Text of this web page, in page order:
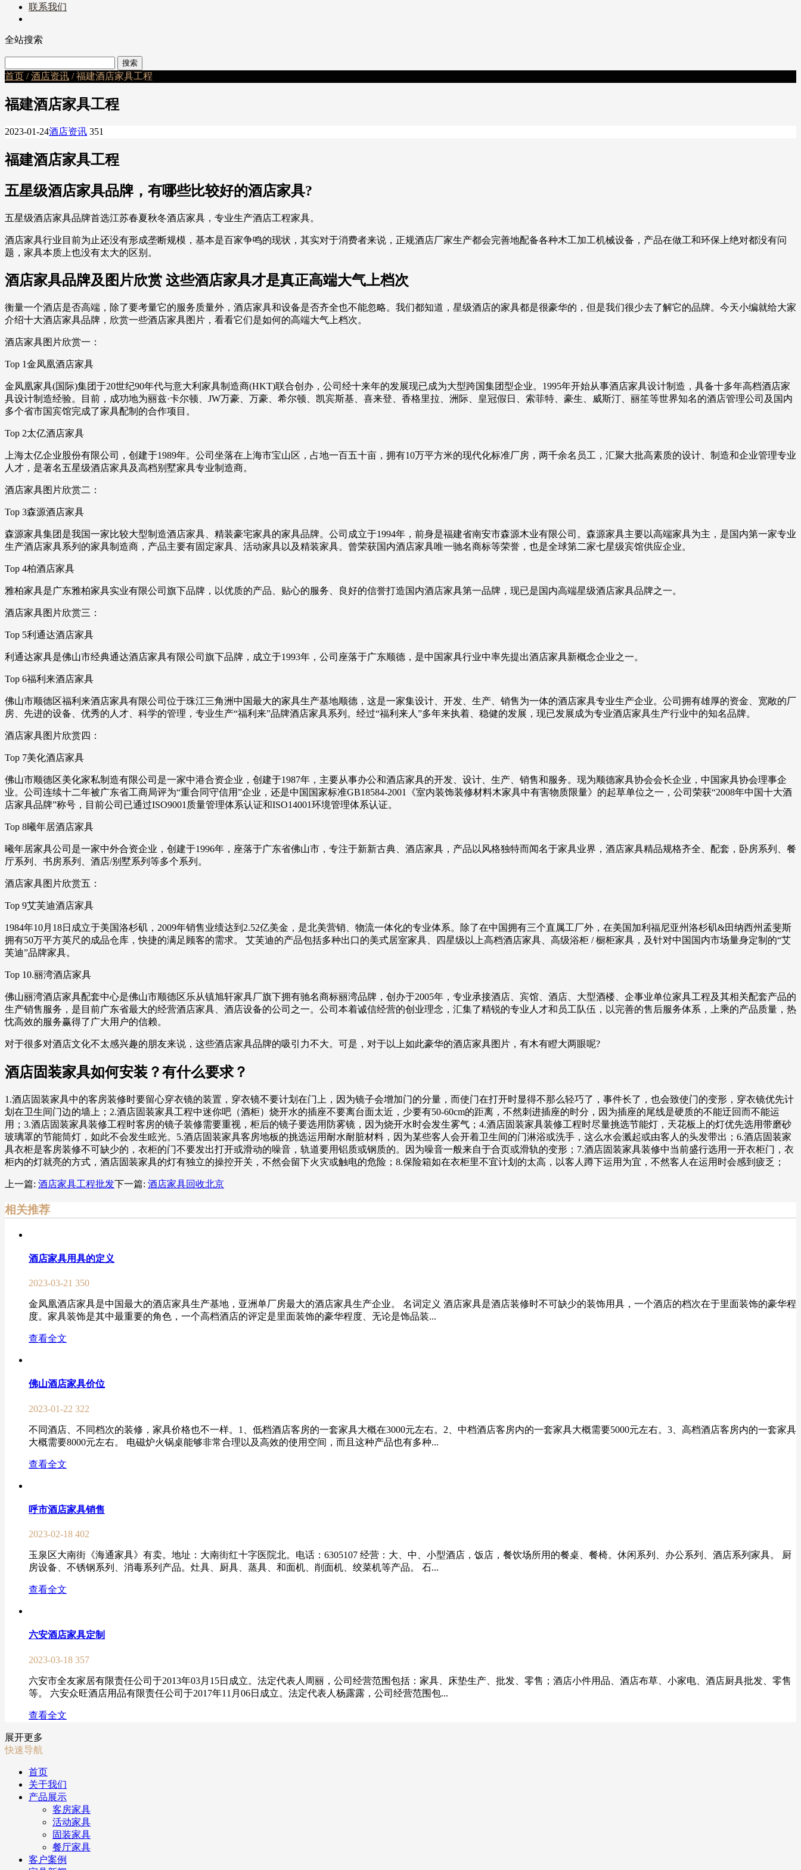
联系我们
全站搜索
首页 /酒店资讯 / 福建酒店家具工程
福建酒店家具工程
2023-01-24酒店资讯 351
福建酒店家具工程
五星级酒店家具品牌，有哪些比较好的酒店家具?
五星级酒店家具品牌首选江苏春夏秋冬酒店家具，专业生产酒店工程家具。
酒店家具行业目前为止还没有形成垄断规模，基本是百家争鸣的现状，其实对于消费者来说，正规酒店厂家生产都会完善地配备各种木工加工机械设备，产品在做工和环保上绝对都没有问
题，家具本质上也没有太大的区别。
酒店家具品牌及图片欣赏 这些酒店家具才是真正高端大气上档次
衡量一个酒店是否高端，除了要考量它的服务质量外，酒店家具和设备是否齐全也不能忽略。我们都知道，星级酒店的家具都是很豪华的，但是我们很少去了解它的品牌。今天小编就给大家
介绍十大酒店家具品牌，欣赏一些酒店家具图片，看看它们是如何的高端大气上档次。
酒店家具图片欣赏一：
Top 1金凤凰酒店家具
金凤凰家具(国际)集团于20世纪90年代与意大利家具制造商(HKT)联合创办，公司经十来年的发展现已成为大型跨国集团型企业。1995年开始从事酒店家具设计制造，具备十多年高档酒店家
具设计制造经验。目前，成功地为丽兹·卡尔顿、JW万豪、万豪、希尔顿、凯宾斯基、喜来登、香格里拉、洲际、皇冠假日、索菲特、豪生、威斯汀、丽笙等世界知名的酒店管理公司及国内
多个省市国宾馆完成了家具配制的合作项目。
Top 2太亿酒店家具
上海太亿企业股份有限公司，创建于1989年。公司坐落在上海市宝山区，占地一百五十亩，拥有10万平方米的现代化标准厂房，两千余名员工，汇聚大批高素质的设计、制造和企业管理专业
人才，是著名五星级酒店家具及高档别墅家具专业制造商。
酒店家具图片欣赏二：
Top 3森源酒店家具
森源家具集团是我国一家比较大型制造酒店家具、精装豪宅家具的家具品牌。公司成立于1994年，前身是福建省南安市森源木业有限公司。森源家具主要以高端家具为主，是国内第一家专业
生产酒店家具系列的家具制造商，产品主要有固定家具、活动家具以及精装家具。曾荣获国内酒店家具唯一驰名商标等荣誉，也是全球第二家七星级宾馆供应企业。
Top 4柏酒店家具
雅柏家具是广东雅柏家具实业有限公司旗下品牌，以优质的产品、贴心的服务、良好的信誉打造国内酒店家具第一品牌，现已是国内高端星级酒店家具品牌之一。
酒店家具图片欣赏三：
Top 5利通达酒店家具
利通达家具是佛山市经典通达酒店家具有限公司旗下品牌，成立于1993年，公司座落于广东顺德，是中国家具行业中率先提出酒店家具新概念企业之一。
Top 6福利来酒店家具
佛山市顺德区福利来酒店家具有限公司位于珠江三角洲中国最大的家具生产基地顺德，这是一家集设计、开发、生产、销售为一体的酒店家具专业生产企业。公司拥有雄厚的资金、宽敞的厂
房、先进的设备、优秀的人才、科学的管理，专业生产“福利来”品牌酒店家具系列。经过“福利来人”多年来执着、稳健的发展，现已发展成为专业酒店家具生产行业中的知名品牌。
酒店家具图片欣赏四：
Top 7美化酒店家具
佛山市顺德区美化家私制造有限公司是一家中港合资企业，创建于1987年，主要从事办公和酒店家具的开发、设计、生产、销售和服务。现为顺德家具协会会长企业，中国家具协会理事企
业。公司连续十二年被广东省工商局评为“重合同守信用”企业，还是中国国家标准GB18584-2001《室内装饰装修材料木家具中有害物质限量》的起草单位之一，公司荣获“2008年中国十大酒
店家具品牌”称号，目前公司已通过ISO9001质量管理体系认证和ISO14001环境管理体系认证。
Top 8曦年居酒店家具
曦年居家具公司是一家中外合资企业，创建于1996年，座落于广东省佛山市，专注于新新古典、酒店家具，产品以风格独特而闻名于家具业界，酒店家具精品规格齐全、配套，卧房系列、餐
厅系列、书房系列、酒店/别墅系列等多个系列。
酒店家具图片欣赏五：
Top 9艾芙迪酒店家具
1984年10月18日成立于美国洛杉矶，2009年销售业绩达到2.52亿美金，是北美营销、物流一体化的专业体系。除了在中国拥有三个直属工厂外，在美国加利福尼亚州洛杉矶&田纳西州孟斐斯
拥有50万平方英尺的成品仓库，快捷的满足顾客的需求。 艾芙迪的产品包括多种出口的美式居室家具、四星级以上高档酒店家具、高级浴柜 / 橱柜家具，及针对中国国内市场量身定制的“艾
芙迪”品牌家具。
Top 10.丽湾酒店家具
佛山丽湾酒店家具配套中心是佛山市顺德区乐从镇旭轩家具厂旗下拥有驰名商标丽湾品牌，创办于2005年，专业承接酒店、宾馆、酒店、大型酒楼、企事业单位家具工程及其相关配套产品的
生产销售服务，是目前广东省最大的经营酒店家具、酒店设备的公司之一。公司本着诚信经营的创业理念，汇集了精锐的专业人才和员工队伍，以完善的售后服务体系，上乘的产品质量，热
忱高效的服务赢得了广大用户的信赖。
对于很多对酒店文化不太感兴趣的朋友来说，这些酒店家具品牌的吸引力不大。可是，对于以上如此豪华的酒店家具图片，有木有瞪大两眼呢?
酒店固装家具如何安装？有什么要求？
1.酒店固装家具中的客房装修时要留心穿衣镜的装置，穿衣镜不要计划在门上，因为镜子会增加门的分量，而使门在打开时显得不那么轻巧了，事件长了，也会致使门的变形，穿衣镜优先计
划在卫生间门边的墙上；2.酒店固装家具工程中迷你吧（酒柜）烧开水的插座不要离台面太近，少要有50-60cm的距离，不然刺进插座的时分，因为插座的尾线是硬质的不能迂回而不能运
用；3.酒店固装家具装修工程时客房的镜子装修需要重视，柜后的镜子要选用防雾镜，因为烧开水时会发生雾气；4.酒店固装家具装修工程时尽量挑选节能灯，天花板上的灯优先选用带磨砂
玻璃罩的节能筒灯，如此不会发生眩光。5.酒店固装家具客房地板的挑选运用耐水耐脏材料，因为某些客人会开着卫生间的门淋浴或洗手，这么水会溅起或由客人的头发带出；6.酒店固装家
具衣柜是客房装修不可缺少的，衣柜的门不要发出打开或滑动的噪音，轨道要用铝质或钢质的。因为噪音一般来自于合页或滑轨的变形；7.酒店固装家具装修中当前盛行选用一开衣柜门，衣
柜内的灯就亮的方式，酒店固装家具的灯有独立的操控开关，不然会留下火灾或触电的危险；8.保险箱如在衣柜里不宜计划的太高，以客人蹲下运用为宜，不然客人在运用时会感到疲乏；
上一篇: 酒店家具工程批发下一篇: 酒店家具回收北京
相关推荐
酒店家具用具的定义
2023-03-21 350
金凤凰酒店家具是中国最大的酒店家具生产基地，亚洲单厂房最大的酒店家具生产企业。 名词定义 酒店家具是酒店装修时不可缺少的装饰用具，一个酒店的档次在于里面装饰的豪华程
度。家具装饰是其中最重要的角色，一个高档酒店的评定是里面装饰的豪华程度、无论是饰品装...
查看全文
佛山酒店家具价位
2023-01-22 322
不同酒店、不同档次的装修，家具价格也不一样。1、低档酒店客房的一套家具大概在3000元左右。2、中档酒店客房内的一套家具大概需要5000元左右。3、高档酒店客房内的一套家具
大概需要8000元左右。 电磁炉火锅桌能够非常合理以及高效的使用空间，而且这种产品也有多种...
查看全文
呼市酒店家具销售
2023-02-18 402
玉泉区大南街《海通家具》有卖。地址：大南街红十字医院北。电话：6305107 经营：大、中、小型酒店，饭店，餐饮场所用的餐桌、餐椅。休闲系列、办公系列、酒店系列家具。 厨
房设备、不锈钢系列、消毒系列产品。灶具、厨具、蒸具、和面机、削面机、绞菜机等产品。 石...
查看全文
六安酒店家具定制
2023-03-18 357
六安市全友家居有限责任公司于2013年03月15日成立。法定代表人周丽，公司经营范围包括：家具、床垫生产、批发、零售；酒店小件用品、酒店布草、小家电、酒店厨具批发、零售
等。 六安众旺酒店用品有限责任公司于2017年11月06日成立。法定代表人杨露露，公司经营范围包...
查看全文
展开更多
快速导航
首页
关于我们
产品展示
客房家具
活动家具
固装家具
餐厅家具
客户案例